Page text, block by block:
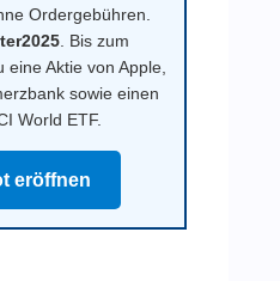
Ordergebühren.
. Bis zum
Aktie von Apple,
sowie einen
World ETF.
eröffnen